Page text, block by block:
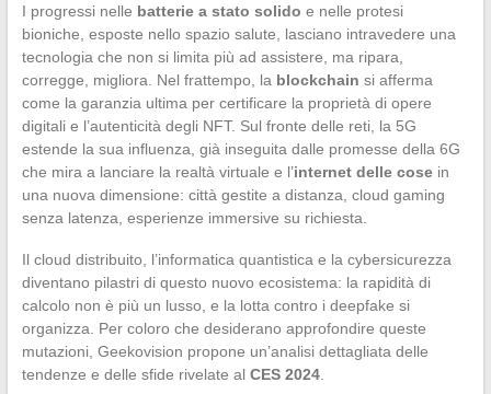
I progressi nelle batterie a stato solido e nelle protesi
bioniche, esposte nello spazio salute, lasciano intravedere una
tecnologia che non si limita più ad assistere, ma ripara,
corregge, migliora. Nel frattempo, la blockchain si afferma
come la garanzia ultima per certificare la proprietà di opere
digitali e l’autenticità degli NFT. Sul fronte delle reti, la 5G
estende la sua influenza, già inseguita dalle promesse della 6G
che mira a lanciare la realtà virtuale e l’internet delle cosein
una nuova dimensione: città gestite a distanza, cloud gaming
senza latenza, esperienze immersive su richiesta.
Il cloud distribuito, l’informatica quantistica e la cybersicurezza
diventano pilastri di questo nuovo ecosistema: la rapidità di
calcolo non è più un lusso, e la lotta contro i deepfake si
organizza. Per coloro che desiderano approfondire queste
mutazioni, Geekovision propone un’analisi dettagliata delle
tendenze e delle sfide rivelate al CES 2024.